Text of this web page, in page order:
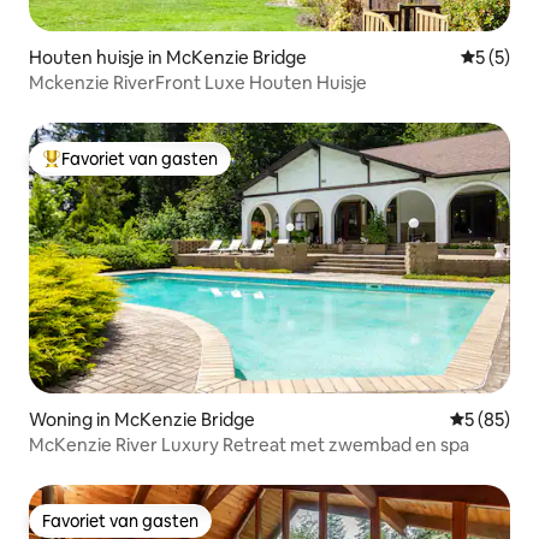
Houten huisje in McKenzie Bridge
5 (5)
Mckenzie RiverFront Luxe Houten Huisje
Topfavoriet van gasten
Favoriet van gasten
Woning in McKenzie Bridge
5 (85)
McKenzie River Luxury Retreat met zwembad en spa
Favoriet van gasten
Favoriet van gasten